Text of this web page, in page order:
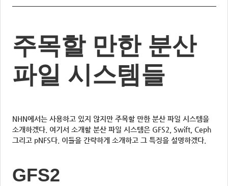
주목할 만한 분산
파일 시스템들
NHN에서는 사용하고 있지 않지만 주목할 만한 분산 파일 시스템을
소개하겠다. 여기서 소개할 분산 파일 시스템은 GFS2, Swift, Ceph
그리고 pNFS다. 이들을 간략하게 소개하고 그 특징을 설명하겠다.
GFS2